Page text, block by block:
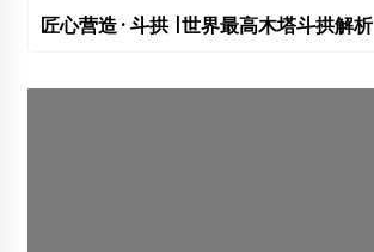
匠心营造 · 斗拱 |世界最高木塔斗拱解析